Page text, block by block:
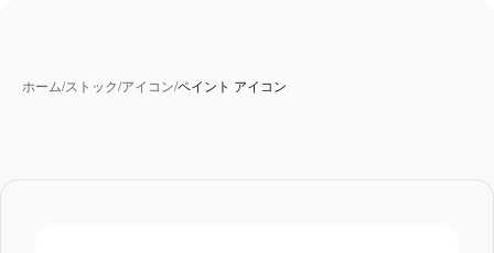
ホーム/ストック/アイコン/ペイント アイコン